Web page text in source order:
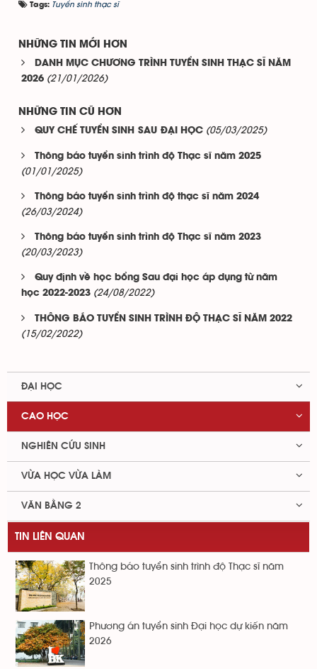
Tags: Tuyển sinh thạc sĩ
NHỮNG TIN MỚI HƠN
DANH MỤC CHƯƠNG TRÌNH TUYỂN SINH THẠC SĨ NĂM
2026 (21/01/2026)
NHỮNG TIN CŨ HƠN
QUY CHẾ TUYỂN SINH SAU ĐẠI HỌC (05/03/2025)
Thông báo tuyển sinh trình độ Thạc sĩ năm 2025
(01/01/2025)
Thông báo tuyển sinh trình độ thạc sĩ năm 2024
(26/03/2024)
Thông báo tuyển sinh trình độ Thạc sĩ năm 2023
(20/03/2023)
Quy định về học bổng Sau đại học áp dụng từ năm
học 2022-2023 (24/08/2022)
THÔNG BÁO TUYỂN SINH TRÌNH ĐỘ THẠC SĨ NĂM 2022
(15/02/2022)
ĐẠI HỌC
CAO HỌC
NGHIÊN CỨU SINH
VỪA HỌC VỪA LÀM
VĂN BẰNG 2
TIN LIÊN QUAN
Thông báo tuyển sinh trình độ Thạc sĩ năm
2025
Phương án tuyển sinh Đại học dự kiến năm
2026